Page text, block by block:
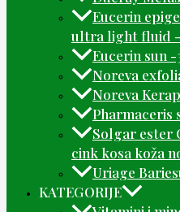
Eucerin
ultra light fluid -
Eucerin sun -
Noreva
Noreva
Pharmaceris
Solgar ester
cink kosa koža
Uriage
KATEGORIJE